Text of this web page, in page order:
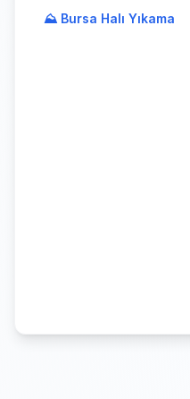
⛰️ Bursa Halı Yıkama